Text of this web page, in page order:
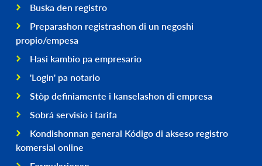
Buska den registro
Preparashon registrashon di un negoshi
propio/empesa
Hasi kambio pa empresario
'Login' pa notario
Stòp definiamente i kanselashon di empresa
Sobrá servisio i tarifa
Kondishonnan general Kódigo di akseso registro
komersial online